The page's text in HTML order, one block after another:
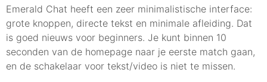
Emerald Chat heeft een zeer minimalistische interface:
grote knoppen, directe tekst en minimale afleiding. Dat
is goed nieuws voor beginners. Je kunt binnen 10
seconden van de homepage naar je eerste match gaan,
en de schakelaar voor tekst/video is niet te missen.